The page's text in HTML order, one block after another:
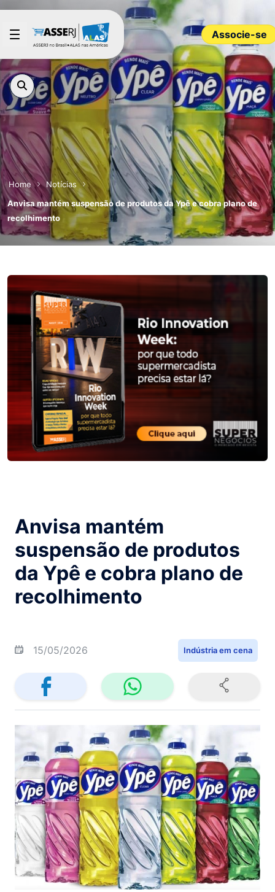
Pular para o Conteúdo principal
Associe-se
Home
Notícias
Anvisa mantém suspensão de produtos da Ypê e cobra plano de
recolhimento
Anvisa mantém
suspensão de produtos
da Ypê e cobra plano de
recolhimento
15/05/2026 Indústria em cena